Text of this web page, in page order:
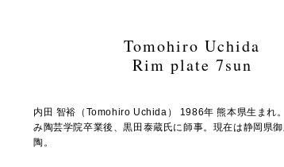
Tomohiro Uchida
Rim plate 7sun
内田 智裕（Tomohiro Uchida） 1986年 熊本県生まれ
み陶芸学院卒業後、黒田泰蔵氏に師事。現在は静岡県
陶。